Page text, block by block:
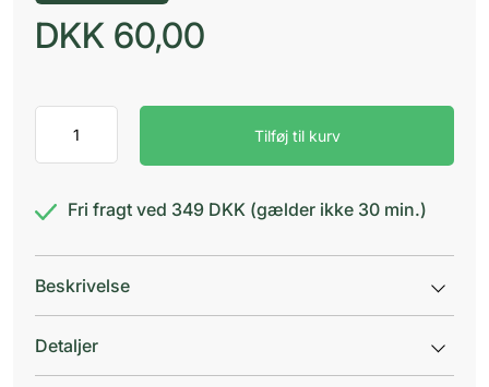
DKK 60,00
Brystvortecreme
antal
Tilføj til kurv
Fri fragt ved 349 DKK (gælder ikke 30 min.)
Beskrivelse
Detaljer